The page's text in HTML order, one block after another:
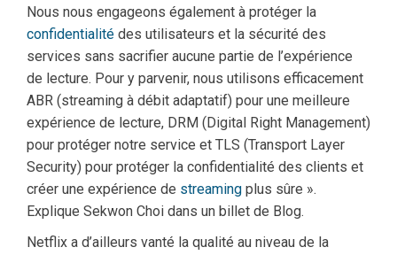
Nous nous engageons également à protéger la
confidentialité des utilisateurs et la sécurité des
services sans sacrifier aucune partie de l’expérience
de lecture. Pour y parvenir, nous utilisons efficacement
ABR (streaming à débit adaptatif) pour une meilleure
expérience de lecture, DRM (Digital Right Management)
pour protéger notre service et TLS (Transport Layer
Security) pour protéger la confidentialité des clients et
créer une expérience de streaming plus sûre ».
Explique Sekwon Choi dans un billet de Blog.
Netflix a d’ailleurs vanté la qualité au niveau de la